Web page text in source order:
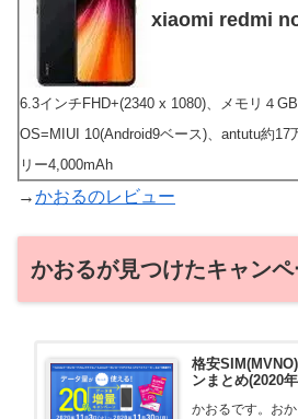
xiaomi redmi
6.3インチFHD+(2340 x 1080)、メモリ４
OS=MIUI 10(Android9ベース)、antutu約17
リー4,000mAh
→かおるのレビュー
かおるが見つけたキャン
格安
ンまとめ(2020
かおるです。お